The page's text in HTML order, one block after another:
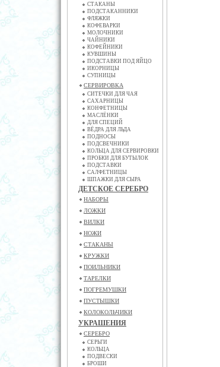
СТАКАНЫ
ПОДСТАКАННИКИ
ФЛЯЖКИ
КОФЕВАРКИ
МОЛОЧНИКИ
ЧАЙНИКИ
КОФЕЙНИКИ
КУВШИНЫ
ПОДСТАВКИ ПОД ЯЙЦО
ИКОРНИЦЫ
СУПНИЦЫ
СЕРВИРОВКА
СИТЕЧКИ ДЛЯ ЧАЯ
САХАРНИЦЫ
КОНФЕТНИЦЫ
МАСЛЁНКИ
ДЛЯ СПЕЦИЙ
ВЁДРА ДЛЯ ЛЬДА
ПОДНОСЫ
ПОДСВЕЧНИКИ
КОЛЬЦА ДЛЯ СЕРВИРОВКИ
ПРОБКИ ДЛЯ БУТЫЛОК
ПОДСТАВКИ
САЛФЕТНИЦЫ
ШПАЖКИ ДЛЯ СЫРА
ДЕТСКОЕ СЕРЕБРО
НАБОРЫ
ЛОЖКИ
ВИЛКИ
НОЖИ
СТАКАНЫ
КРУЖКИ
ПОИЛЬНИКИ
ТАРЕЛКИ
ПОГРЕМУШКИ
ПУСТЫШКИ
КОЛОКОЛЬЧИКИ
УКРАШЕНИЯ
СЕРЕБРО
СЕРЬГИ
КОЛЬЦА
ПОДВЕСКИ
БРОШИ